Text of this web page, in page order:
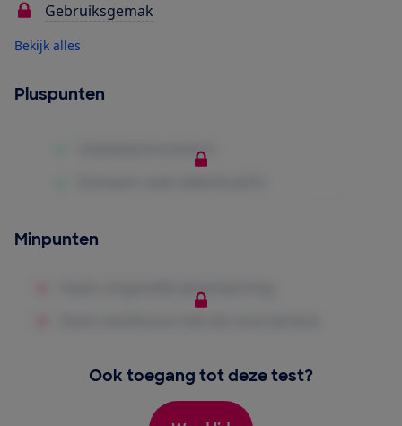
Gebruiksgemak
Bekijk alles
Pluspunten
Minpunten
Ook toegang tot deze test?